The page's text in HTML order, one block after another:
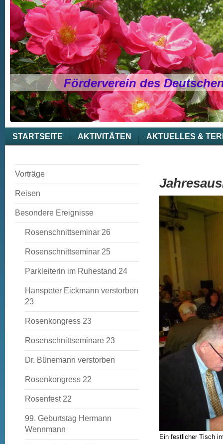
Förderverein des
STARTSEITE AKTIVITÄTEN AKTUELLES &
Vorträge
Reisen
Besondere Ereignisse
Rosenschnittseminar 26
Rosenschnittseminar 25
Parkleiterin im Ruhestand 24
Hanspeter Eickmann verstorben
23
Rosenkongress 23
Rosenschnittseminare 23
Dr. Bünemann verstorben
Rosenkongress 22
Rosenfest 22
99. Geburtstag Hermann
Wennmann
Ein festlicher Tisch